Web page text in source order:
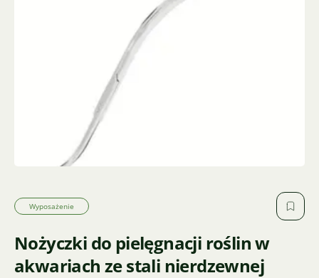
Wyposażenie
Nożyczki do pielęgnacji roślin w
akwariach ze stali nierdzewnej